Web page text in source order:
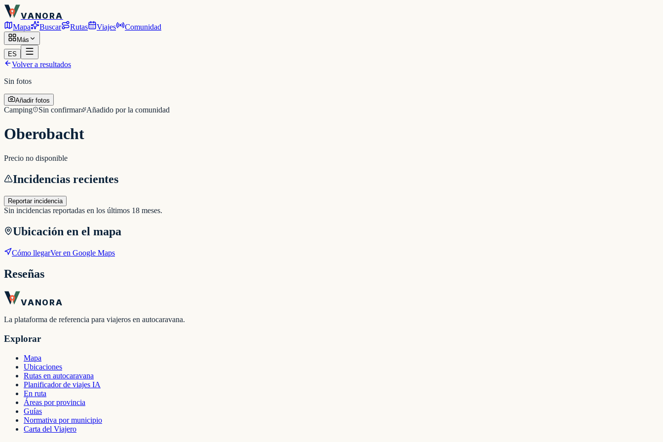
VANORA
Mapa Buscar Rutas Viajes Comunidad
Más
ES
Volver a resultados
Sin fotos
Añadir fotos
Camping Sin confirmar Añadido por la comunidad
Oberobacht
Precio no disponible
Incidencias recientes
Reportar incidencia
Sin incidencias reportadas en los últimos 18 meses.
Ubicación en el mapa
Cómo llegarVer en Google Maps
Reseñas
VANORA
La plataforma de referencia para viajeros en autocaravana.
Explorar
Mapa
Ubicaciones
Rutas en autocaravana
Planificador de viajes IA
En ruta
Áreas por provincia
Guías
Normativa por municipio
Carta del Viajero